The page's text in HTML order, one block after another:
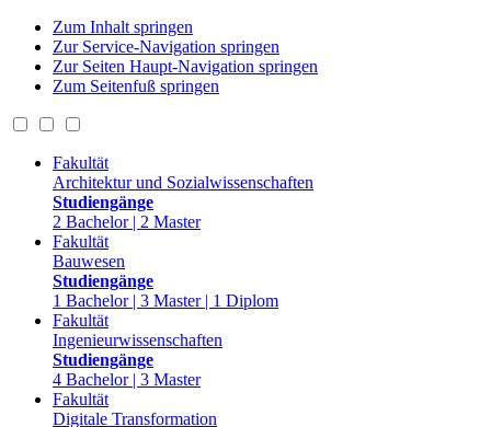
Zum Inhalt springen
Zur Service-Navigation springen
Zur Seiten Haupt-Navigation springen
Zum Seitenfuß springen
Fakultät
Architektur und Sozialwissenschaften
Studiengänge
2 Bachelor | 2 Master
Fakultät
Bauwesen
Studiengänge
1 Bachelor | 3 Master | 1 Diplom
Fakultät
Ingenieurwissenschaften
Studiengänge
4 Bachelor | 3 Master
Fakultät
Digitale Transformation